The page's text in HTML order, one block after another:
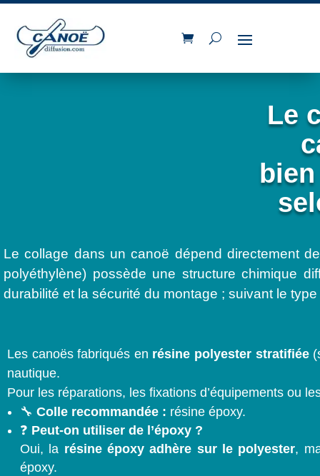
Le
Le collage dans un canoë dépend directement
polyéthylène) possède une structure chimique
durabilité et la sécurité du montage ; suivant le
Les canoës fabriqués en résine polyester stratifiée
nautique.
Pour les réparations, les fixations d’équipements ou
🔧 Colle recommandée : résine époxy.
❓ Peut-on utiliser de l’époxy ?
Oui, la résine époxy adhère sur le polyester,
époxy.